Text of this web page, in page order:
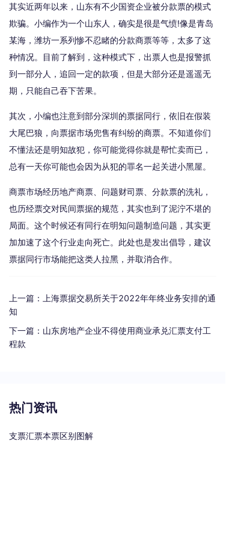
其实近两年以来，山东有不少国资企业被分款票的模式
欺骗。小编作为一个山东人，确实是很是气愤!像是青岛
某海，潍坊一系列惨不忍睹的分款商票等等，太多了这
种情况。目前了解到，这种模式下，出票人也是报警抓
到一部分人，追回一定的款项，但是大部分还是遥遥无
期，只能自己吞下苦果。
其次，小编也注意到部分深圳的票据同行，依旧在假装
大尾巴狼，向票据市场兜售有纠纷的商票。不知道你们
不懂法还是明知故犯，你可能觉得你就是帮忙卖而已，
总有一天你可能也会因为从犯的罪名一起关进小黑屋。
商票市场经历地产商票、问题财司票、分款票的洗礼，
也历经票交对民间票据的规范，其实也到了泥泞不堪的
局面。这个时候还有同行在明知问题制造问题，其实更
加加速了这个行业走向死亡。此处也是发出倡导，建议
票据同行市场能把这类人拉黑，并取消合作。
上一篇：
上海票据交易所关于2022年年终业务安排的通
知
下一篇： 山东房地产企业不得使用商业承兑汇票支付工
程款
热门资讯
支票汇票本票区别图解